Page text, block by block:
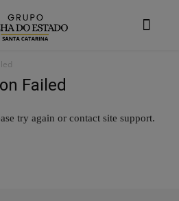
Failed
try again or contact site support.